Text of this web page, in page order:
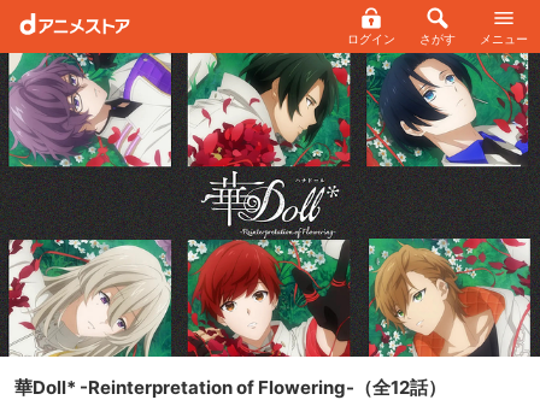
ログイン さがす メニュー
華Doll* -Reinterpretation of Flowering- （全12話）